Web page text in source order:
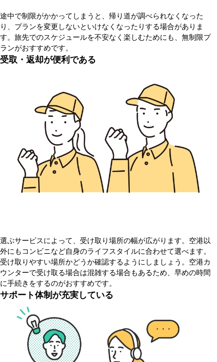
途中で制限がかかってしまうと、帰り道が調べられなくなった
り、プランを変更しないといけなくなったりする場合がありま
す。旅先でのスケジュールを不安なく楽しむためにも、無制限プ
ランがおすすめです。
受取・返却が便利である
選ぶサービスによって、受け取り場所の幅が広がります。空港以
外にもコンビニなど自身のライフスタイルに合わせて選べます。
受け取りやすい場所かどうか確認するようにしましょう。空港カ
ウンターで受け取る場合は混雑する場合もあるため、早めの時間
に手続きをするのがおすすめです。
サポート体制が充実している